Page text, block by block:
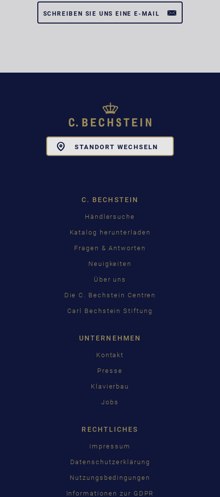
SCHREIBEN SIE UNS EINE E-MAIL
STANDORT WECHSELN
C. BECHSTEIN
Händlersuche
Katalog herunterladen
Fragen & Antworten
Neuigkeiten
Über uns
Die C. Bechstein Centren
Carl Bechstein Stiftung
UNTERNEHMEN
Kontakt
Presse
Klavierbau
Jobs
RECHTLICHES
Impressum
Datenschutzerklärung
Nutzungsbedingungen
Informationen zur GDPR